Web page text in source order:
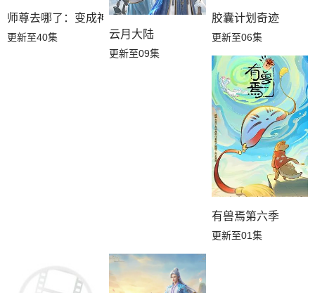
师尊去哪了：变成神兽被五个徒儿rua秃
更新至40集 云月大陆
更新至09集
胶囊计划奇迹
更新至06集
有兽焉第六季
更新至01集